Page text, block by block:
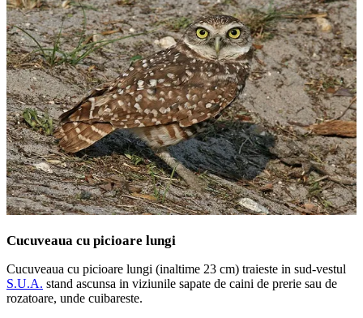
Cucuveaua cu picioare lungi
Cucuveaua cu picioare lungi (inaltime 23 cm) traieste in sud-vestul
S.U.A. stand ascunsa in viziunile sapate de caini de prerie sau de
rozatoare, unde cuibareste.